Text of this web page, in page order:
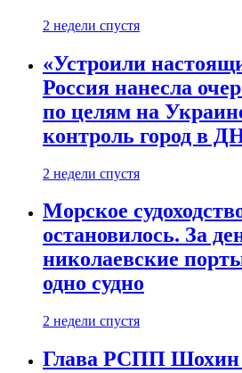
2 недели спустя
«Устроили
Россия нанесла
по целям на
контроль город в
2 недели спустя
Морское
остановилось. За
николаевские
одно судно
2 недели спустя
Глава РСПП Шохин